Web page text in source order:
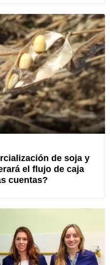
de soja y
el flujo de caja
cuentas?